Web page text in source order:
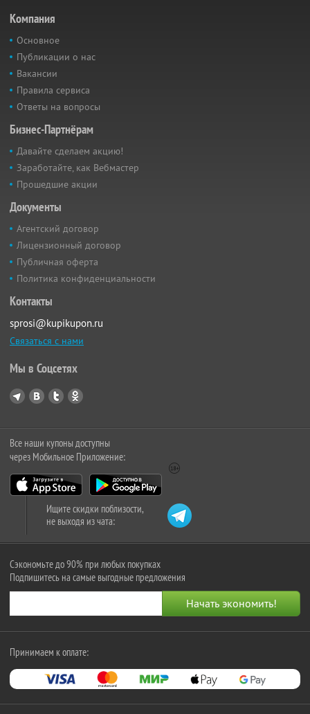
Компания
Основное
Публикации о нас
Вакансии
Правила сервиса
Ответы на вопросы
Бизнес-Партнёрам
Давайте сделаем акцию!
Заработайте, как Вебмастер
Прошедшие акции
Документы
Агентский договор
Лицензионный договор
Публичная оферта
Политика конфиденциальности
Контакты
sprosi@kupikupon.ru
Связаться с нами
Мы в Соцсетях
Все наши купоны доступны
через Мобильное Приложение:
Ищите скидки поблизости,
не выходя из чата:
Сэкономьте до 90% при любых покупках
Подпишитесь на самые выгодные предложения
Принимаем к оплате: